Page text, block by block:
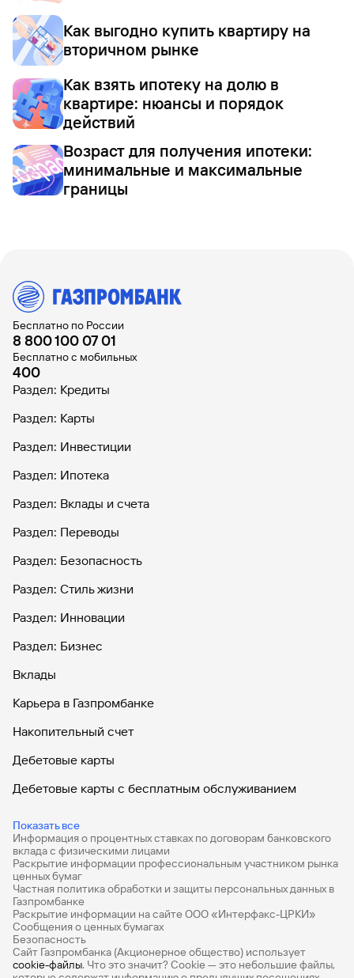
Как выгодно купить квартиру на
вторичном рынке
Как взять ипотеку на долю в
квартире: нюансы и порядок
действий
Возраст для получения ипотеки:
минимальные и максимальные
границы
Бесплатно по России
8 800 100 07 01
Бесплатно с мобильных
400
Раздел: Кредиты
Раздел: Карты
Раздел: Инвестиции
Раздел: Ипотека
Раздел: Вклады и счета
Раздел: Переводы
Раздел: Безопасность
Раздел: Стиль жизни
Раздел: Инновации
Раздел: Бизнес
Вклады
Карьера в Газпромбанке
Накопительный счет
Дебетовые карты
Дебетовые карты с бесплатным обслуживанием
Показать все
Банковские вклады на 3 месяца
Вклады с высоким процентом
Калькулятор вкладов
Виртуальные карты
Премиум
Информация о процентных ставках по договорам банковского
вклада с физическими лицами
Раскрытие информации профессиональным участником рынка
ценных бумаг
Частная политика обработки и защиты персональных данных в
Газпромбанке
Раскрытие информации на сайте ООО «Интерфакс-ЦРКИ»
Сообщения о ценных бумагах
Безопасность
Сайт Газпромбанка (Акционерное общество) использует
cookie-файлы. Что это значит? Сookie — это небольшие файлы,